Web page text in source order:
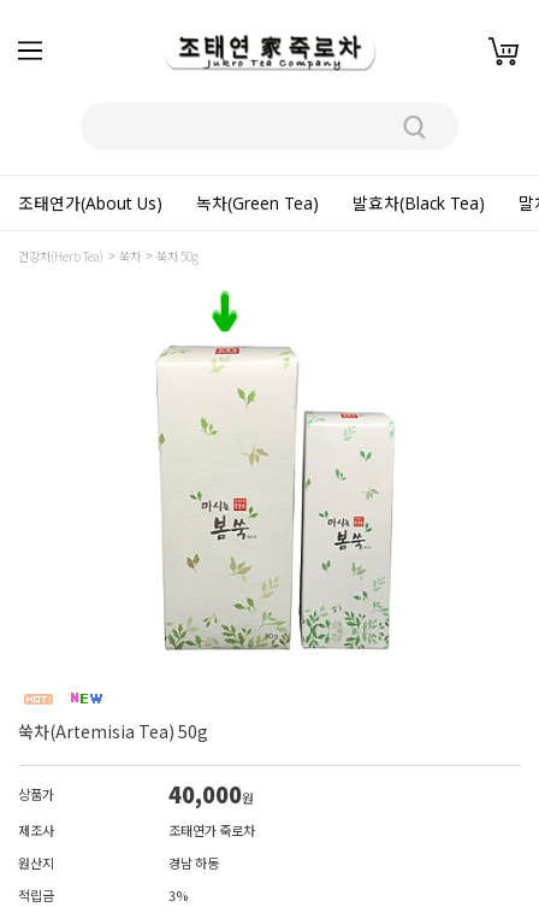
조태연가(About Us) 녹차(Green Tea) 발효차(Black Tea)
건강차(Herb Tea) 쑥차 쑥차 50g
쑥차(Artemisia Tea) 50g
상품가 40,000원
제조사
조태연가 죽로차
원산지
경남 하동
적립금
3%